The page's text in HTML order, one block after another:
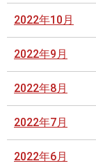
2022年10月
2022年9月
2022年8月
2022年7月
2022年6月